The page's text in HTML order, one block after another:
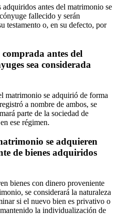
antes del matrimonio se
fallecido y serán
testamento o, en su defecto, por
antes del
sea considerada
matrimonio se adquirió de forma
a nombre de ambos, se
parte de la sociedad de
ese régimen.
se adquieren
de bienes adquiridos
bienes con dinero proveniente
se considerará la naturaleza
si el nuevo bien es privativo o
la individualización de